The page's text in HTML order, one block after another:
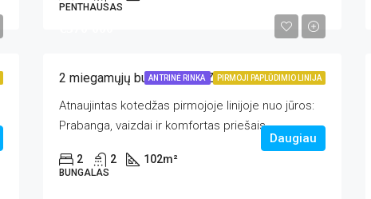
PENTHAUSAS
ANTRINĖ RINKA PIRMOJI PAPLŪDIMIO LINIJA
2 miegamųjų bungalas, La Zenia
Atnaujintas kotedžas pirmojoje linijoje nuo jūros:
Prabanga, vaizdai ir komfortas priešais...
2 2 102m²
BUNGALAS
Daugiau